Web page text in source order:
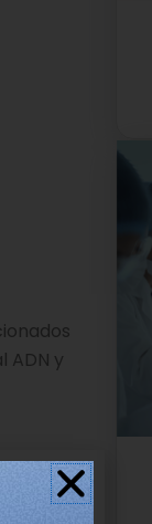
ADN y
se